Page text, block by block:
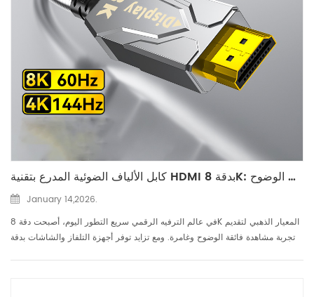
كابل الألياف الضوئية المدرع بتقنية HDMI بدقة 8K: الحل الأمثل للبث فائق الوضوح
January 14,2026.
في عالم الترفيه الرقمي سريع التطور اليوم، أصبحت دقة 8K المعيار الذهبي لتقديم
تجربة مشاهدة فائقة الوضوح وغامرة. ومع تزايد توفر أجهزة التلفاز والشاشات بدقة